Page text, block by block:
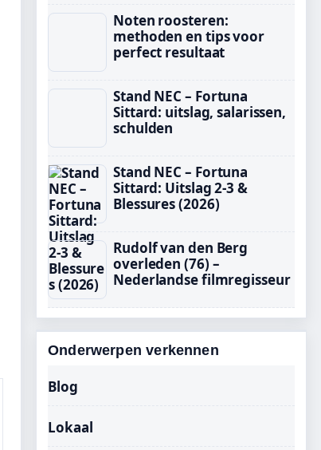
Noten roosteren:
methoden en tips voor
perfect resultaat
Stand NEC – Fortuna
Sittard: uitslag, salarissen,
schulden
Stand NEC – Fortuna
Sittard: Uitslag 2-3 &
Blessures (2026)
Rudolf van den Berg
overleden (76) –
Nederlandse filmregisseur
Onderwerpen verkennen
Blog
Lokaal